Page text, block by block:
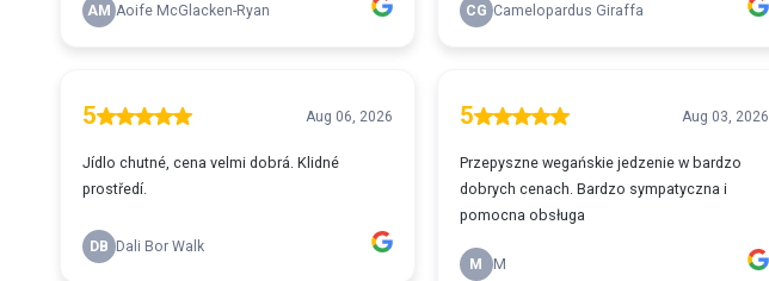
AM Aoife McGlacken-Ryan
5 Aug 06, 2026
Jídlo chutné, cena velmi dobrá. Klidné
prostředí.
DB Dali Bor Walk
CG Camelopardus Giraffa
5 Aug 03, 2026
Przepyszne wegańskie jedzenie w bardzo
dobrych cenach. Bardzo sympatyczna i
pomocna obsługa
M M